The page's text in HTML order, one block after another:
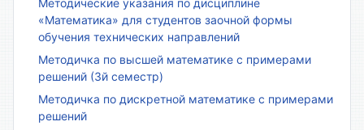
«Математика» для студентов заочной формы
обучения технических направлений
Методичка по высшей математике с примерами
решений (3й семестр)
Методичка по дискретной математике с примерами
решений